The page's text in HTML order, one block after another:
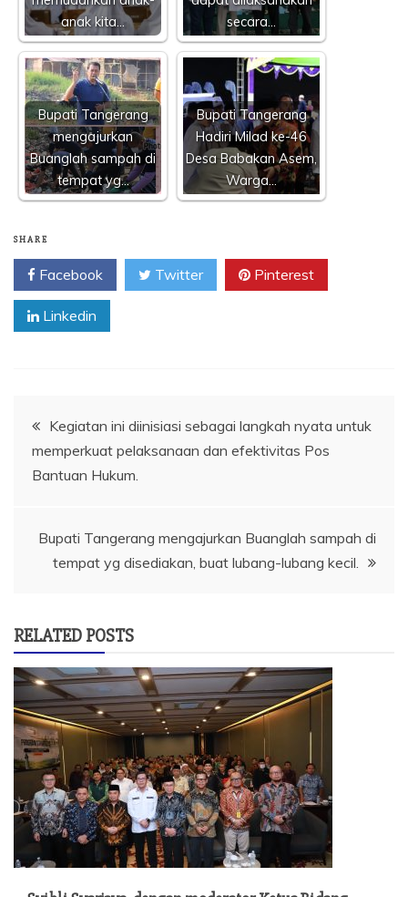
anak kita…
secara…
Bupati Tangerang
mengajurkan
Buanglah sampah di
tempat yg…
Bupati Tangerang
Hadiri Milad ke-46
Desa Babakan Asem,
Warga…
SHARE
Facebook Twitter Pinterest
Linkedin
Navigasi
pos
Kegiatan ini diinisiasi sebagai langkah nyata untuk
memperkuat pelaksanaan dan efektivitas Pos
Bantuan Hukum.
Bupati Tangerang mengajurkan Buanglah sampah di
tempat yg disediakan, buat lubang-lubang kecil.
RELATED POSTS